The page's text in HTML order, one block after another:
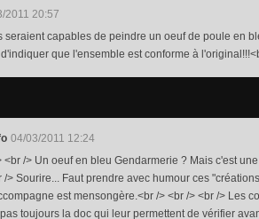
2011 20:57
seraient capables de peindre un oeuf de poule en
que l'ensemble est conforme à
04/03/2011 12:24
<br /> Un oeuf en bleu Gendarmerie ? Mais c'est
/> Sourire... Faut prendre avec humour ces
est mensongère.<br /> <br /> <br /> Les
toujours la doc qui leur permettent de vérifier